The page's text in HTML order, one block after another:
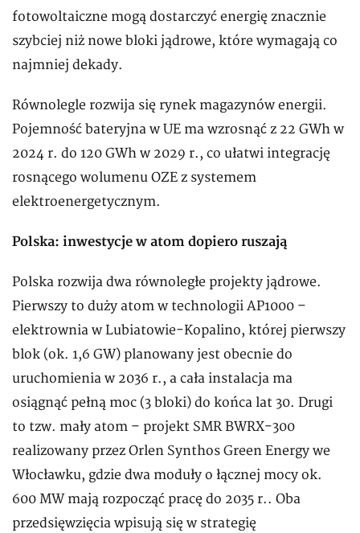
fotowoltaiczne mogą dostarczyć energię znacznie
szybciej niż nowe bloki jądrowe, które wymagają co
najmniej dekady.
Równolegle rozwija się rynek magazynów energii.
Pojemność bateryjna w UE ma wzrosnąć z 22 GWh w
2024 r. do 120 GWh w 2029 r., co ułatwi integrację
rosnącego wolumenu OZE z systemem
elektroenergetycznym.
Polska: inwestycje w atom dopiero ruszają
Polska rozwija dwa równoległe projekty jądrowe.
Pierwszy to duży atom w technologii AP1000 –
elektrownia w Lubiatowie-Kopalino, której pierwszy
blok (ok. 1,6 GW) planowany jest obecnie do
uruchomienia w 2036 r., a cała instalacja ma
osiągnąć pełną moc (3 bloki) do końca lat 30. Drugi
to tzw. mały atom – projekt SMR BWRX-300
realizowany przez Orlen Synthos Green Energy we
Włocławku, gdzie dwa moduły o łącznej mocy ok.
600 MW mają rozpocząć pracę do 2035 r.. Oba
przedsięwzięcia wpisują się w strategię